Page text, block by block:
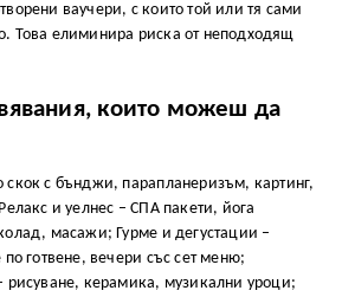
ваучери, с които той или тя сами
Това елиминира риска от неподходящ
които можеш да
скок с бънджи, парапланеризъм, картинг,
и уелнес – СПА пакети, йога
масажи; Гурме и дегустации –
готвене, вечери със сет меню;
рисуване, керамика, музикални уроци;